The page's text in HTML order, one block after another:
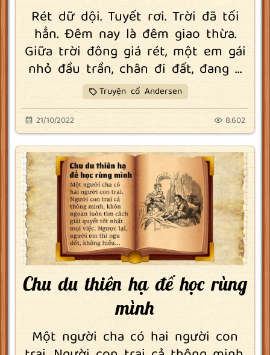
Rét dữ dội. Tuyết rơi. Trời đã tối
hẳn. Đêm nay là đêm giao thừa.
Giữa trời đông giá rét, một em gái
nhỏ đầu trần, chân đi đất, đang ...
Truyện cổ Andersen
21/10/2022 8.602
Chu du thiên hạ để học rùng
mình
Một người cha có hai người con